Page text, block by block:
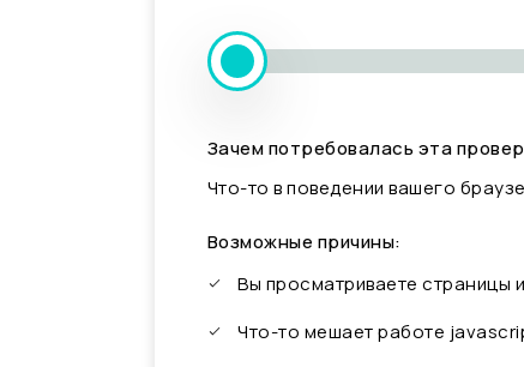
Зачем потребовалась эта
Что-то в поведении вашего
Возможные причины:
Вы просматриваете
Что-то мешает работе